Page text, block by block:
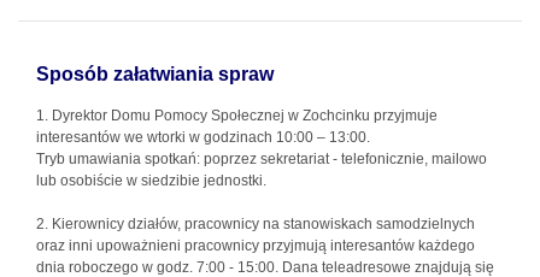
Sposób załatwiania spraw
1. Dyrektor Domu Pomocy Społecznej w Zochcinku przyjmuje
interesantów we wtorki w godzinach 10:00 – 13:00.
Tryb umawiania spotkań: poprzez sekretariat - telefonicznie, mailowo
lub osobiście w siedzibie jednostki.
2. Kierownicy działów, pracownicy na stanowiskach samodzielnych
oraz inni upoważnieni pracownicy przyjmują interesantów każdego
dnia roboczego w godz. 7:00 - 15:00. Dana teleadresowe znajdują się